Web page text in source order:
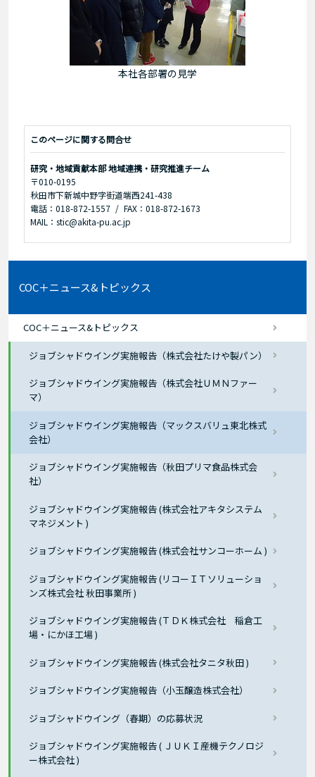
本社各部署の見学
このページに関する問合せ
研究・地域貢献本部 地域連携・研究推進チーム
〒010-0195
秋田市下新城中野字街道端西241-438
電話：018-872-1557
FAX：018-872-1673
MAIL：stic@akita-pu.ac.jp
COC＋ニュース&トピックス
COC＋ニュース&トピックス
ジョブシャドウイング実施報告（株式会社たけや製パン）
ジョブシャドウイング実施報告（株式会社ＵＭＮファー
マ）
ジョブシャドウイング実施報告（マックスバリュ東北株式
会社）
ジョブシャドウイング実施報告（秋田プリマ食品株式会
社）
ジョブシャドウイング実施報告 (株式会社アキタシステム
マネジメント )
ジョブシャドウイング実施報告 (株式会社サンコーホーム )
ジョブシャドウイング実施報告 (リコーＩＴソリューショ
ンズ株式会社 秋田事業所 )
ジョブシャドウイング実施報告 (ＴＤＫ株式会社 稲倉工
場・にかほ工場 )
ジョブシャドウイング実施報告 (株式会社タニタ秋田 )
ジョブシャドウイング実施報告（小玉醸造株式会社）
ジョブシャドウイング（春期）の応募状況
ジョブシャドウイング実施報告 ( ＪＵＫＩ産機テクノロジ
ー株式会社 )